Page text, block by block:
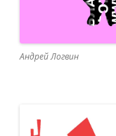
Андрей Логвин